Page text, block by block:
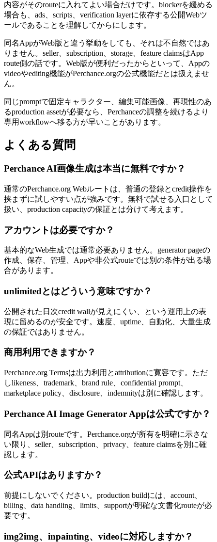
内容がそのrouteに入れてよい場合だけです。blockerを緩める
場合も、ads、scripts、verification layerに依存する公開Webツ
ールであることを理解してからにします。
同名AppがWeb版と違う挙動をしても、それは不自然ではあ
りません。seller、subscription、storage、feature claimsはApp
route側の話です。Web版が便利だったからといって、Appの
videoやediting機能がPerchance.orgの公式機能だとは扱えませ
ん。
同じpromptで固定キャラクター、編集可能画像、再現性のあ
るproduction assetが必要なら、Perchanceの調整を続けるより
専用workflowへ移る方が早いことがあります。
よくある質問
Perchance AI画像生成は本当に無料ですか？
通常のPerchance.org Webルートは、普通の登録とcredit操作を
挟まずに試しやすい点が強みです。無料で試せる入口として
扱い、production capacityの保証とは分けて考えます。
アカウントは必要ですか？
基本的なWeb生成では通常必要ありません。generator pageの
作成、保存、管理、Appや非公式routeでは別の条件が出る場
合があります。
unlimitedとはどういう意味ですか？
公開された日次credit wallが見えにくい、という運用上の表
現に留めるのが安全です。速度、uptime、自動化、大量生成
の保証ではありません。
商用利用できますか？
Perchance.org Termsは出力利用とattributionに寛容です。ただ
しlikeness、trademark、brand rule、confidential prompt、
marketplace policy、disclosure、indemnityは別に確認します。
Perchance AI Image Generator Appは公式ですか？
同名Appは別routeです。Perchance.orgが所有を明確に示さな
い限り、seller、subscription、privacy、feature claimsを別に確
認します。
公式APIはありますか？
前提にしないでください。production buildには、account、
billing、data handling、limits、supportが明確な文書化routeが必
要です。
img2img、inpainting、videoに対応しますか？